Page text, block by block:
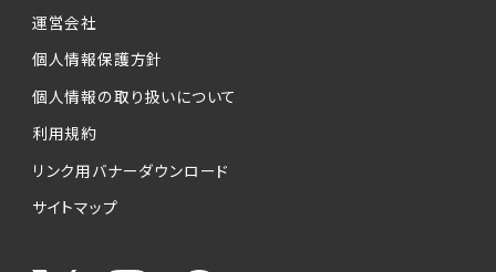
運営会社
個人情報保護方針
個人情報の取り扱いについて
利用規約
リンク用バナーダウンロード
サイトマップ